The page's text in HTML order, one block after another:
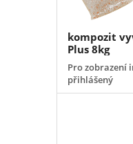
kompozit
Plus 8kg
Pro zobrazení
přihlášený